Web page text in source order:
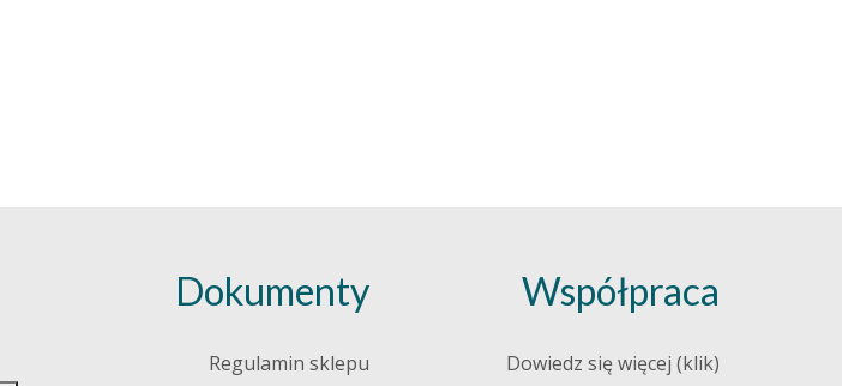
Dokumenty
Regulamin sklepu
Współpraca
Dowiedz się więcej (klik)